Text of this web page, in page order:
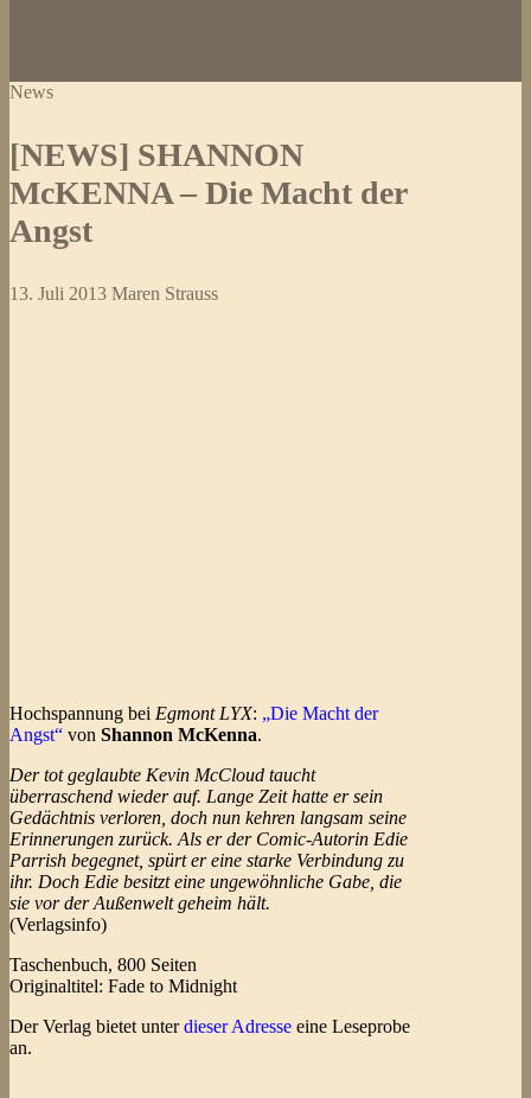
News
[NEWS] SHANNON
McKENNA – Die Macht der
Angst
13. Juli 2013 Maren Strauss
Hochspannung bei Egmont LYX: „Die Macht der
Angst“ von Shannon McKenna.
Der tot geglaubte Kevin McCloud taucht
überraschend wieder auf. Lange Zeit hatte er sein
Gedächtnis verloren, doch nun kehren langsam seine
Erinnerungen zurück. Als er der Comic-Autorin Edie
Parrish begegnet, spürt er eine starke Verbindung zu
ihr. Doch Edie besitzt eine ungewöhnliche Gabe, die
sie vor der Außenwelt geheim hält.
(Verlagsinfo)
Taschenbuch, 800 Seiten
Originaltitel: Fade to Midnight
Der Verlag bietet unterdieser Adresse eine Leseprobe
an.